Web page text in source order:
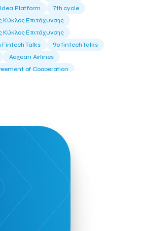
Platform
7th cycle
Κύκλος Επιτάχυνσης
Κύκλος Επιτάχυνσης
Fintech Talks
9ο fintech talks
Aegean Airlines
of Cooperation
Grecotel Boutique Resort
Gerekou
Applications
Center
Intelligence
News Agency
University of Economics &
accelerator
Best incubator
Booths 34-35